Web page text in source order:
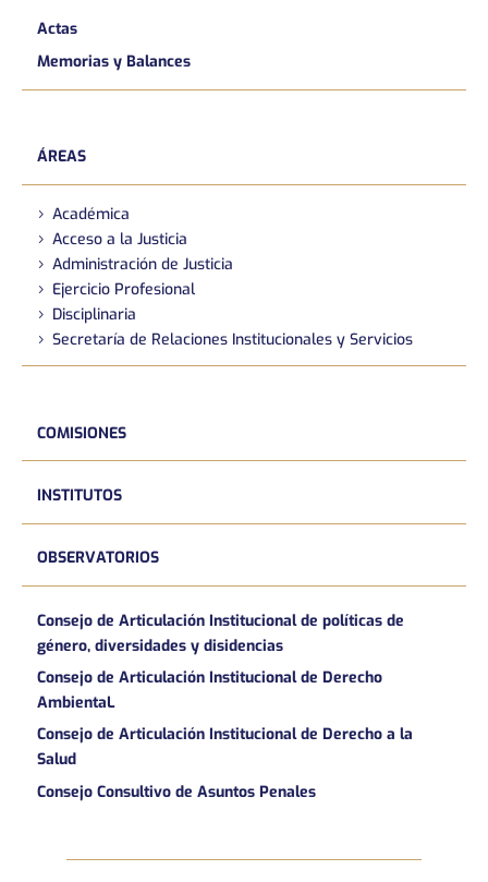
Actas
Memorias y Balances
ÁREAS
Académica
Acceso a la Justicia
Administración de Justicia
Ejercicio Profesional
Disciplinaria
Secretaría de Relaciones Institucionales y Servicios
COMISIONES
INSTITUTOS
OBSERVATORIOS
Consejo de Articulación Institucional de políticas de
género, diversidades y disidencias
Consejo de Articulación Institucional de Derecho
AmbientaL
Consejo de Articulación Institucional de Derecho a la
Salud
Consejo Consultivo de Asuntos Penales